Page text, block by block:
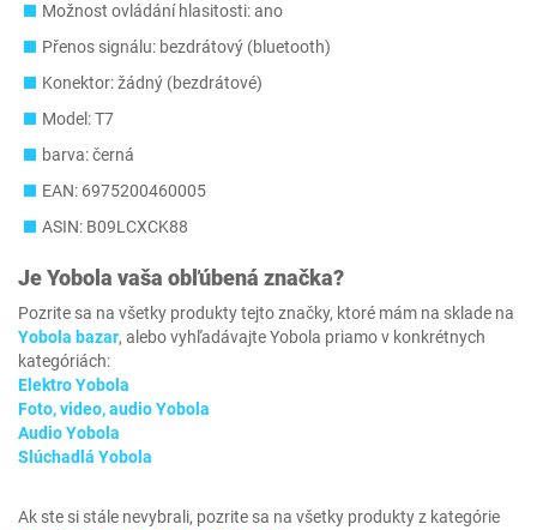
Možnost ovládání hlasitosti: ano
Přenos signálu: bezdrátový (bluetooth)
Konektor: žádný (bezdrátové)
Model: T7
barva: černá
EAN: 6975200460005
ASIN: B09LCXCK88
JeYobola vaša obľúbená značka?
Pozrite sa na všetky produkty tejto značky, ktoré mám na sklade na
Yobola bazar, alebo vyhľadávajte Yobola priamo v konkrétnych
kategóriách:
Elektro Yobola
Foto, video, audio Yobola
Audio Yobola
Slúchadlá Yobola
Ak ste si stále nevybrali, pozrite sa na všetky produkty z kategórie